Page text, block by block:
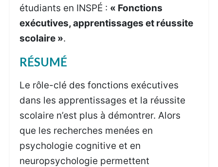
étudiants en INSPÉ : « Fonctions
exécutives, apprentissages et réussite
scolaire ».
RÉSUMÉ
Le rôle-clé des fonctions exécutives
dans les apprentissages et la réussite
scolaire n’est plus à démontrer. Alors
que les recherches menées en
psychologie cognitive et en
neuropsychologie permettent